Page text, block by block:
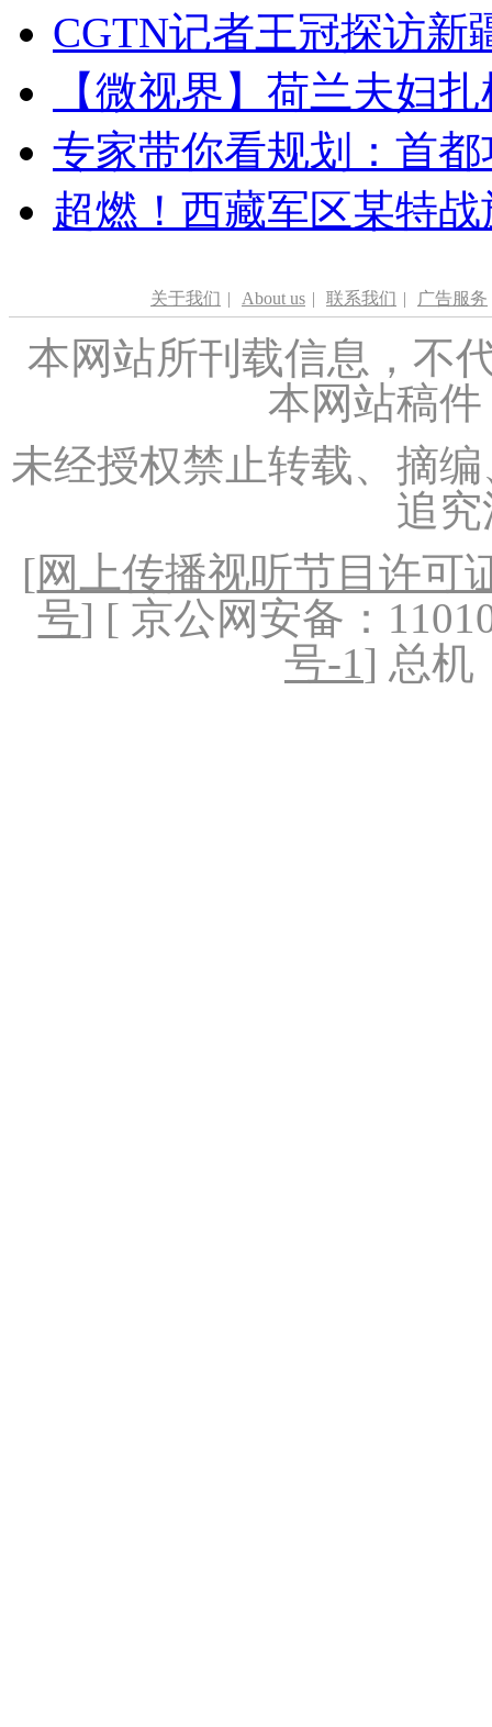
CGTN记者王冠探访新
【微视界】荷兰夫妇
专家带你看规划：首
超燃！西藏军区某特
关于我们 | About us | 联系我们 | 广告服务
本网站所刊载信息，不
本网站稿
未经授权禁止转载、摘
追
[网上传播视听节目许可
号] [ 京公网安备：
号-1] 总机